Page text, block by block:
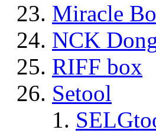
Miracle
NCK
RIFF box
Setool